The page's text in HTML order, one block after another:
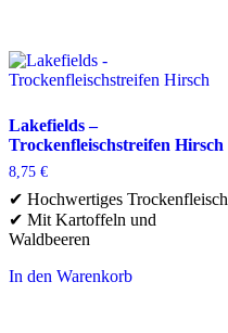
mehrere
Varianten
auf.
Optionen
können
auf
der
Produktseite
gewählt
werden
Lakefields –
Trockenfleischstreifen Hirsch
8,75 €
✔ Hochwertiges Trockenfleisch
✔ Mit Kartoffeln und
Waldbeeren
In den Warenkorb